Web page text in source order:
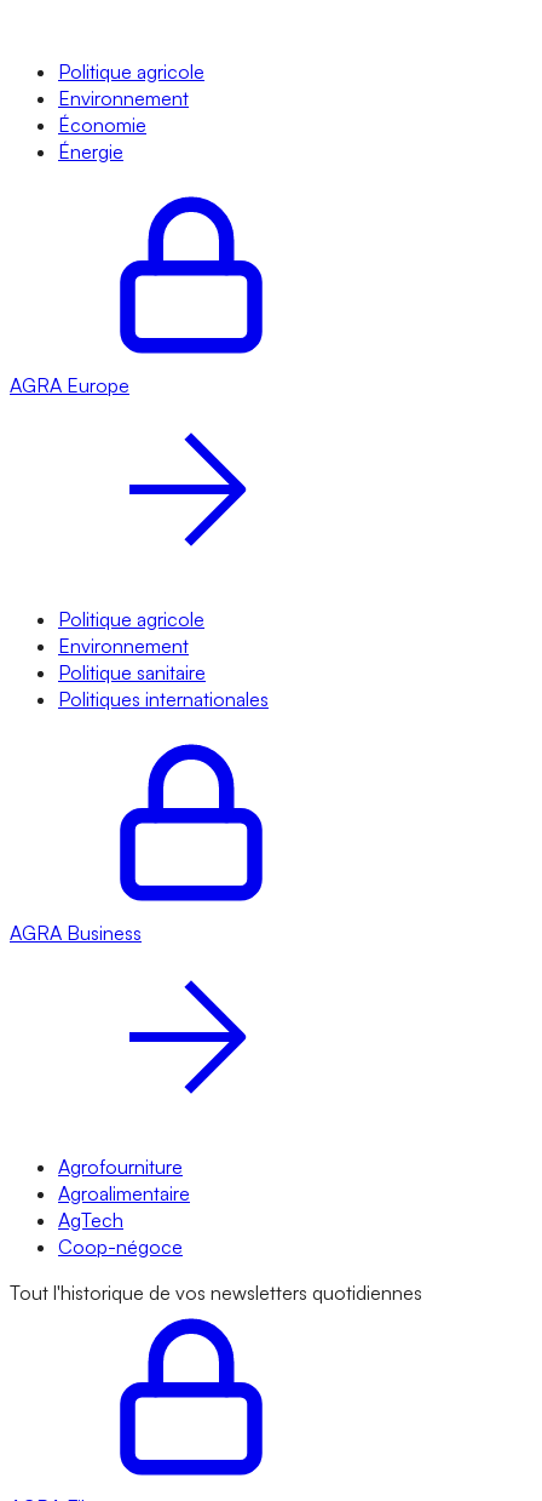
Politique agricole
Environnement
Économie
Énergie
AGRA Europe
Politique agricole
Environnement
Politique sanitaire
Politiques internationales
AGRA Business
Agrofourniture
Agroalimentaire
AgTech
Coop-négoce
Tout l'historique de vos newsletters quotidiennes